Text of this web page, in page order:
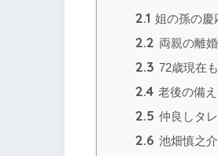
2.1 姐の孫の慶
2.2 両親の離
2.3 72歳現在
2.4 老後の備
2.5 仲良しタ
2.6 池畑慎之